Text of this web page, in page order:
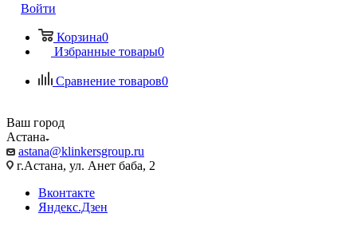
Войти
Корзина0
Избранные товары0
Сравнение товаров0
Ваш город
Астана
astana@klinkersgroup.ru
г.Астана, ул. Анет баба, 2
Вконтакте
Яндекс.Дзен